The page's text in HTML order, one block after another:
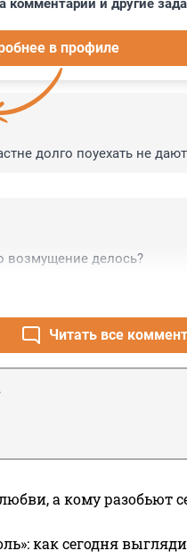
комментарии и другие
в профиле
долго поуехать не
возмущение делось?
Читать все
а кому разобьют
как сегодня